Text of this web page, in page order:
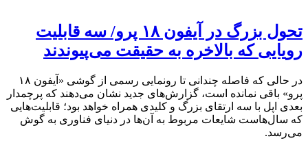
تحول بزرگ در آیفون ۱۸ پرو/ سه قابلیت
رویایی که بالاخره به حقیقت می‌پیوندند
در حالی که فاصله چندانی تا رونمایی رسمی از گوشی «آیفون ۱۸
پرو» باقی نمانده است، گزارش‌های جدید نشان می‌دهند که پرچمدار
بعدی اپل با سه ارتقای بزرگ و کلیدی همراه خواهد بود؛ قابلیت‌هایی
که سال‌هاست شایعات مربوط به آن‌ها در دنیای فناوری به گوش
می‌رسد.